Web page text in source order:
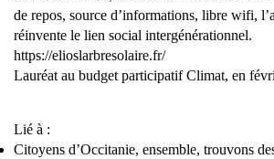
de repos, source d’informations, libre wifi,
réinvente le lien social intergénérationnel.
https://elioslarbresolaire.fr/
Lauréat au budget participatif Climat, en
Lié à :
Citoyens d’Occitanie, ensemble, trouvons